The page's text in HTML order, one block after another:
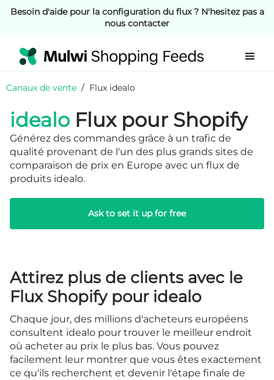
Besoin d'aide pour la configuration du flux ? N'hesitez pas a
nous contacter
Canaux de vente / Flux idealo
idealo Flux pour Shopify
Générez des commandes grâce à un trafic de
qualité provenant de l'un des plus grands sites de
comparaison de prix en Europe avec un flux de
produits idealo.
Ask to set it up for free
Attirez plus de clients avec le
Flux Shopify pour idealo
Chaque jour, des millions d'acheteurs européens
consultent idealo pour trouver le meilleur endroit
où acheter au prix le plus bas. Vous pouvez
facilement leur montrer que vous êtes exactement
ce qu'ils recherchent et devenir l'étape finale de